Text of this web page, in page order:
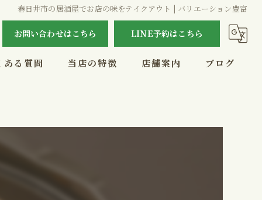
春日井市の居酒屋でお店の味をテイクアウト | バリエーション豊富
お問い合わせはこちら LINE予約はこちら
ある質問 当店の特徴
外食
宴会
店舗案内 ブログ